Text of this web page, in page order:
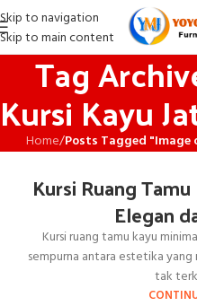
Skip to navigation
Skip to main content
Tag
Kursi Kayu
Home/Posts Tagged "Image
Kursi Ruang
Elegan
Kursi ruang tamu kayu
sempurna antara estetika
tak